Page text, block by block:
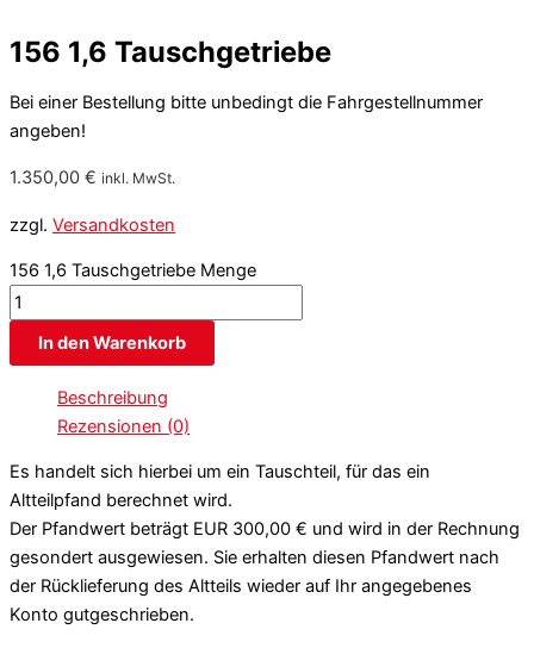
156 1,6 Tauschgetriebe
Bei einer Bestellung bitte unbedingt die Fahrgestellnummer
angeben!
1.350,00 € inkl. MwSt.
zzgl. Versandkosten
156 1,6 Tauschgetriebe Menge
In den Warenkorb
Beschreibung
Rezensionen (0)
Es handelt sich hierbei um ein Tauschteil, für das ein
Altteilpfand berechnet wird.
Der Pfandwert beträgt EUR 300,00 € und wird in der Rechnung
gesondert ausgewiesen. Sie erhalten diesen Pfandwert nach
der Rücklieferung des Altteils wieder auf Ihr angegebenes
Konto gutgeschrieben.